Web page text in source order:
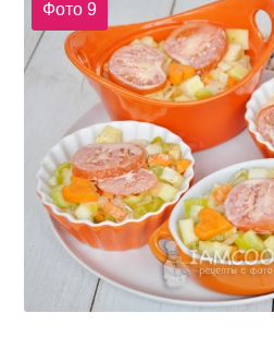
Фото 9